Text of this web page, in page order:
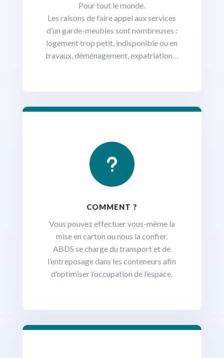
Pour tout le monde.
Les raisons de faire appel aux services
d’un garde-meubles sont nombreuses :
logement trop petit, indisponible ou en
travaux, déménagement, expatriation…
u
COMMENT ?
Vous pouvez effectuer vous-même la
mise en carton ou nous la confier.
ABDS se charge du transport et de
l’entreposage dans les conteneurs afin
d’optimiser l’occupation de l’espace.